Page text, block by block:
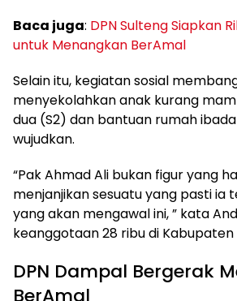
Baca juga: DPN Sulteng Siapkan
untuk Menangkan BerAmal
Selain itu, kegiatan sosial
menyekolahkan anak kurang
dua (S2) dan bantuan rumah
wujudkan.
“Pak Ahmad Ali bukan figur yang
menjanjikan sesuatu yang pasti ia
yang akan mengawal ini, ” kata
keanggotaan 28 ribu di Kabupaten
DPN Dampal Bergerak
BerAmal